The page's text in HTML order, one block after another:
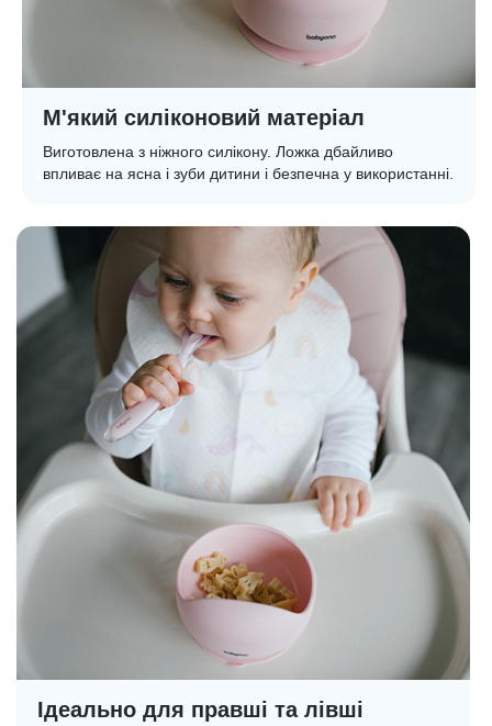
М'який силіконовий матеріал
Виготовлена з ніжного силікону. Ложка дбайливо
впливає на ясна і зуби дитини і безпечна у використанні.
Ідеально для правші та лівші